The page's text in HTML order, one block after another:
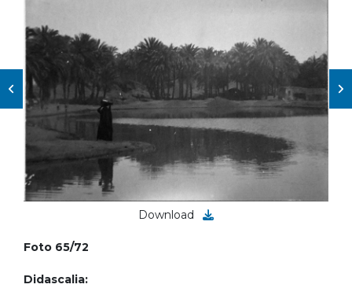
Download
Foto 65/72
Didascalia: